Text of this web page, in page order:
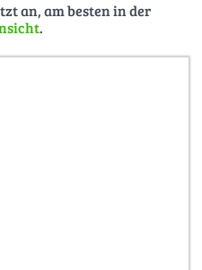
an, am besten in der
.